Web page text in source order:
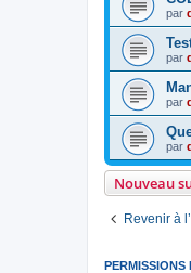
par
par
par
par
Nouveau
Revenir à
PERMISSIONS